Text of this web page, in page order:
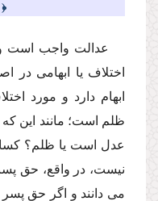
﴿
عدالت واجب است
اختلاف یا ابهامى در
ابهام دارد و مورد
ظلم است؛ مانند این
عدل است یا ظلم؟
نیست، در واقع، حق
مى دانند و اگر حق